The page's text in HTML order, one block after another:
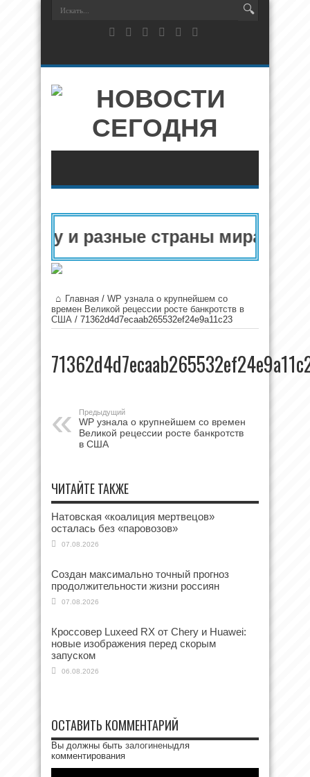
и разные страны мира в
Главная / WP узнала о крупнейшем со
времен Великой рецессии росте банкротств в
США / 71362d4d7ecaab265532ef24e9a11c23
Предыдущий
WP узнала о крупнейшем со времен
Великой рецессии росте банкротств
в США
ЧИТАЙТЕ ТАКЖЕ
Натовская «коалиция мертвецов»
осталась без «паровозов»
07.08.2026
Создан максимально точный прогноз
продолжительности жизни россиян
07.08.2026
Кроссовер Luxeed RX от Chery и Huawei:
новые изображения перед скорым
запуском
06.08.2026
ОСТАВИТЬ КОММЕНТАРИЙ
Вы должны быть залогиненыдля
комментирования